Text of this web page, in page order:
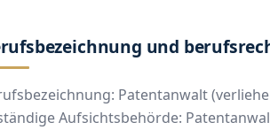
und
Patentanwalt
Aufsichtsbehörde: